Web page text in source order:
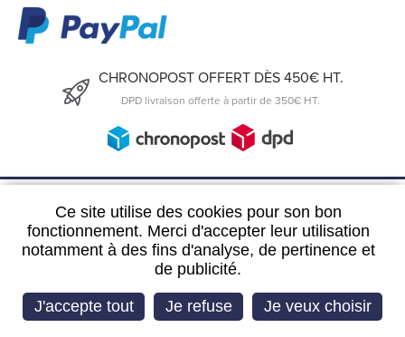
Ce site utilise des cookies pour son bon
fonctionnement. Merci d'accepter leur utilisation
notamment à des fins d'analyse, de pertinence et
de publicité.
J'accepte tout Je refuse Je veux choisir
CHRONOPOST OFFERT DÈS 450€ HT.
DPD livraison offerte à partir de 350€ HT.
6, Rue du 19 Mars 1962
57300 Hagondange
FRANCE
03 72 39 63 29
Imaginé parIS Webdesign‎ - CMS :Flexit©‎